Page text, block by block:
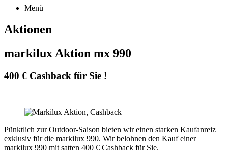
Menü
Aktionen
markilux Aktion mx 990
400 € Cashback für Sie !
Pünktlich zur Outdoor-Saison bieten wir einen starken Kaufanreiz
exklusiv für die markilux 990. Wir belohnen den Kauf einer
markilux 990 mit satten 400 € Cashback für Sie.